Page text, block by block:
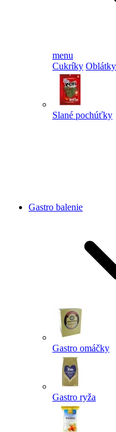
menu
Cukríky
Slané pochúťky
Gastro balenie
Gastro omáčky
Gastro ryža